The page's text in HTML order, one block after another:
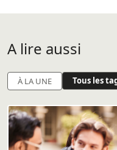
A lire aussi
À LA UNE Tous les